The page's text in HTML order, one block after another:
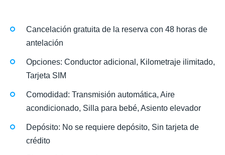
Cancelación gratuita de la reserva con 48 horas de
antelación
Opciones: Conductor adicional, Kilometraje ilimitado,
Tarjeta SIM
Comodidad: Transmisión automática, Aire
acondicionado, Silla para bebé, Asiento elevador
Depósito: No se requiere depósito, Sin tarjeta de
crédito